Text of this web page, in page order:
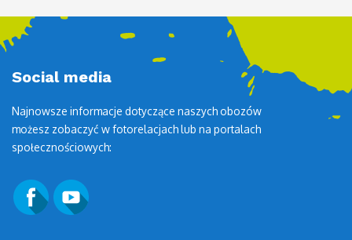
Social media
Najnowsze informacje dotyczące naszych obozów
możesz zobaczyć w fotorelacjach lub na portalach
społecznościowych: